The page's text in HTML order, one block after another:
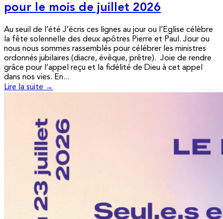
pour le mois de juillet 2026
Au seuil de l’été J’écris ces lignes au jour ou l’Eglise célèbre
la fête solennelle des deux apôtres Pierre et Paul. Jour ou
nous nous sommes rassemblés pour célébrer les ministres
ordonnés jubilaires (diacre, évêque, prêtre). Joie de rendre
grâce pour l’appel reçu et la fidélité de Dieu à cet appel
dans nos vies. En...
Lire la suite →